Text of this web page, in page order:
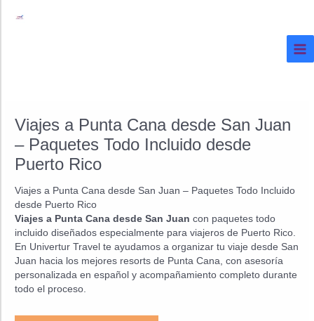
Viajes a Punta Cana desde San Juan
– Paquetes Todo Incluido desde
Puerto Rico
Viajes a Punta Cana desde San Juan – Paquetes Todo Incluido
desde Puerto Rico
Viajes a Punta Cana desde San Juan con paquetes todo
incluido diseñados especialmente para viajeros de Puerto Rico.
En Univertur Travel te ayudamos a organizar tu viaje desde San
Juan hacia los mejores resorts de Punta Cana, con asesoría
personalizada en español y acompañamiento completo durante
todo el proceso.